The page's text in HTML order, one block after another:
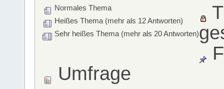
Normales Thema
Heißes Thema (mehr als 12 Antworten)
Sehr heißes Thema (mehr als 20 Antworten)
Umfrage